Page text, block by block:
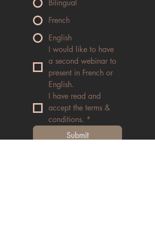
Bilingual
French
English
I would like to have
a second webinar to
present in French or
English.
I have read and
accept the terms &
conditions. *
Submit